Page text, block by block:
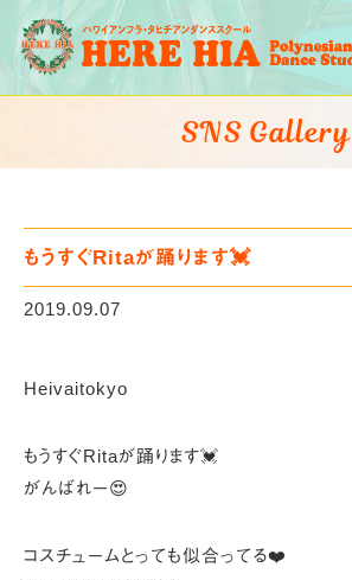
SNS Gallery
もうすぐRitaが踊ります💓
2019.09.07
Heivaitokyo
もうすぐRitaが踊ります💓
がんばれー😍
コスチュームとっても似合ってる❤️